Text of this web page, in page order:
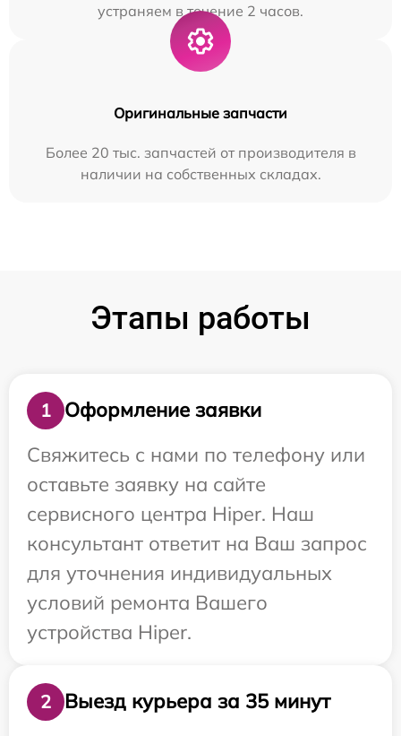
устраняем в течение 2 часов.
Оригинальные запчасти
Более 20 тыс. запчастей от производителя в
наличии на собственных складах.
Этапы работы
1
Оформление заявки
Свяжитесь с нами по телефону или
оставьте заявку на сайте
сервисного центра Hiper. Наш
консультант ответит на Ваш запрос
для уточнения индивидуальных
условий ремонта Вашего
устройства Hiper.
2
Выезд курьера за 35 минут